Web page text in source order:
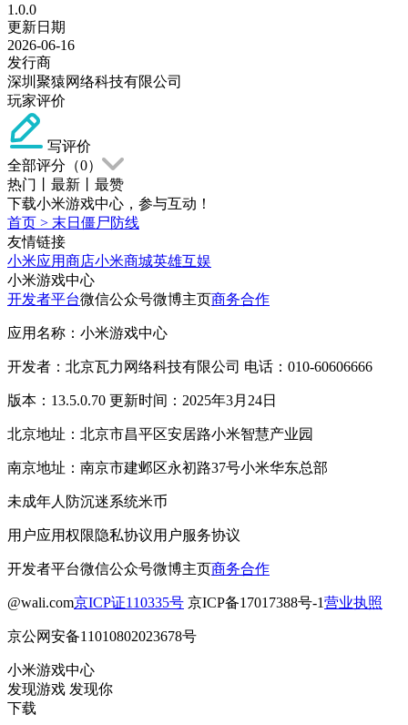
1.0.0
更新日期
2026-06-16
发行商
深圳聚猿网络科技有限公司
玩家评价
写评价
全部评分（0）
热门
最新
最赞
下载小米游戏中心，参与互动！
首页 > 末日僵尸防线
友情链接
小米应用商店小米商城英雄互娱
小米游戏中心
开发者平台微信公众号微博主页商务合作
应用名称：小米游戏中心
开发者：北京瓦力网络科技有限公司 电话：010-60606666
版本：13.5.0.70 更新时间：2025年3月24日
北京地址：北京市昌平区安居路小米智慧产业园
南京地址：南京市建邺区永初路37号小米华东总部
未成年人防沉迷系统米币
用户应用权限隐私协议用户服务协议
开发者平台微信公众号微博主页商务合作
@wali.com京ICP证110335号 京ICP备17017388号-1营业执照
京公网安备11010802023678号
小米游戏中心
发现游戏 发现你
下载